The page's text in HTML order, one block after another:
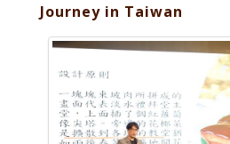
Journey in Taiwan